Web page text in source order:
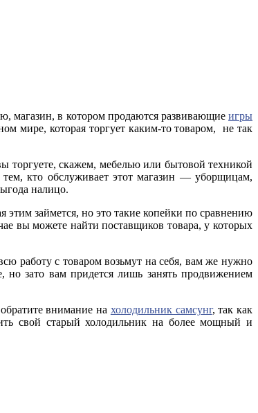
магазин, в котором продаются развивающие игры
мире, которая торгует каким-то товаром, не так
торгуете, скажем, мебелью или бытовой техникой
кто обслуживает этот магазин — уборщицам,
налицо.
этим займется, но это такие копейки по сравнению
вы можете найти поставщиков товара, у которых
работу с товаром возьмут на себя, вам же нужно
зато вам придется лишь занять продвижением
внимание на холодильник самсунг, так как
свой старый холодильник на более мощный и